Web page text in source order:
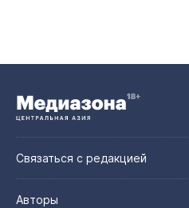
Связаться с редакцией
Авторы